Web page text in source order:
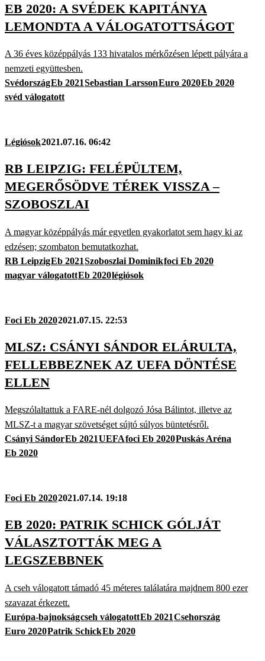
EB 2020: A SVÉDEK KAPITÁNYA
LEMONDTA A VÁLOGATOTTSÁGOT
A 36 éves középpályás 133 hivatalos mérkőzésen lépett pályára a
nemzeti együttesben.
SvédországEb 2021Sebastian LarssonEuro 2020Eb 2020
svéd válogatott
Légiósok2021.07.16. 06:42
RB LEIPZIG: FELÉPÜLTEM,
MEGERŐSÖDVE TÉREK VISSZA –
SZOBOSZLAI
A magyar középpályás már egyetlen gyakorlatot sem hagy ki az
edzésen; szombaton bemutatkozhat.
RB LeipzigEb 2021Szoboszlai Dominikfoci Eb 2020
magyar válogatottEb 2020légiósok
Foci Eb 20202021.07.15. 22:53
MLSZ: CSÁNYI SÁNDOR ELÁRULTA,
FELLEBBEZNEK AZ UEFA DÖNTÉSE
ELLEN
Megszólaltattuk a FARE-nél dolgozó Jósa Bálintot, illetve az
MLSZ-t a magyar szövetséget sújtó súlyos büntetésről.
Csányi SándorEb 2021UEFAfoci Eb 2020Puskás Aréna
Eb 2020
Foci Eb 20202021.07.14. 19:18
EB 2020: PATRIK SCHICK GÓLJÁT
VÁLASZTOTTÁK MEG A
LEGSZEBBNEK
A cseh válogatott támadó 45 méteres találatára majdnem 800 ezer
szavazat érkezett.
Európa-bajnokságcseh válogatottEb 2021Csehország
Euro 2020Patrik SchickEb 2020